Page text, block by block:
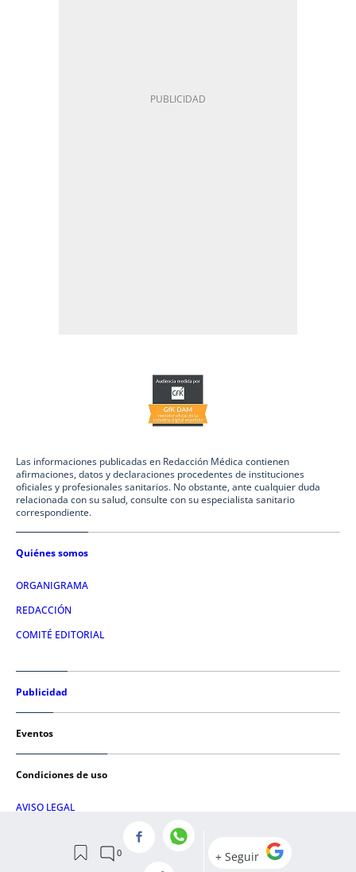
Las informaciones publicadas en Redacción Médica contienen
afirmaciones, datos y declaraciones procedentes de instituciones
oficiales y profesionales sanitarios. No obstante, ante cualquier duda
relacionada con su salud, consulte con su especialista sanitario
correspondiente.
Quiénes somos
ORGANIGRAMA
REDACCIÓN
COMITÉ EDITORIAL
Publicidad
Eventos
Condiciones de uso
AVISO LEGAL
POLÍTICA DE COOKIES